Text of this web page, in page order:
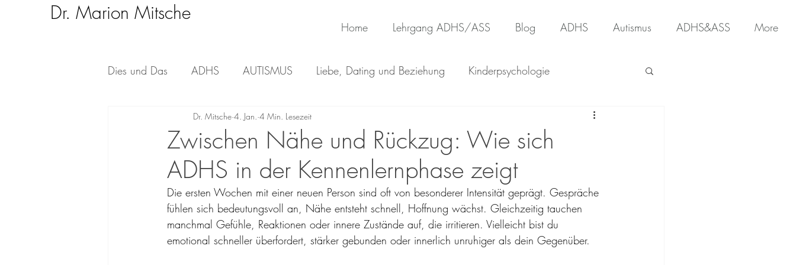
Dr. Marion Mitsche
Home Lehrgang ADHS/ASS Blog ADHS Autismus ADHS&ASS More
Dies und Das ADHS AUTISMUS Liebe, Dating und Beziehung Kinderpsychologie
Psychologische Themen
Zwischen Nähe und Rückzug: Wie sich
ADHS in der Kennenlernphase zeigt
Dr. Mitsche 4. Jan. 4 Min. Lesezeit
Die ersten Wochen mit einer neuen Person sind oft von besonderer Intensität geprägt. Gespräche
fühlen sich bedeutungsvoll an, Nähe entsteht schnell, Hoffnung wächst. Gleichzeitig tauchen
manchmal Gefühle, Reaktionen oder innere Zustände auf, die irritieren. Vielleicht bist du
emotional schneller überfordert, stärker gebunden oder innerlich unruhiger als dein Gegenüber.